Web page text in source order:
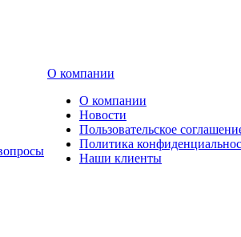
О компании
О компании
Новости
Пользовательское
Политика
Наши клиенты